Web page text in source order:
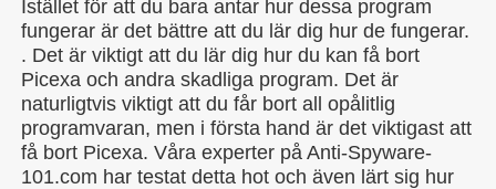
Istället för att du bara antar hur dessa program
fungerar är det bättre att du lär dig hur de fungerar.
. Det är viktigt att du lär dig hur du kan få bort
Picexa och andra skadliga program. Det är
naturligtvis viktigt att du får bort all opålitlig
programvaran, men i första hand är det viktigast att
få bort Picexa. Våra experter på Anti-Spyware-
101.com har testat detta hot och även lärt sig hur